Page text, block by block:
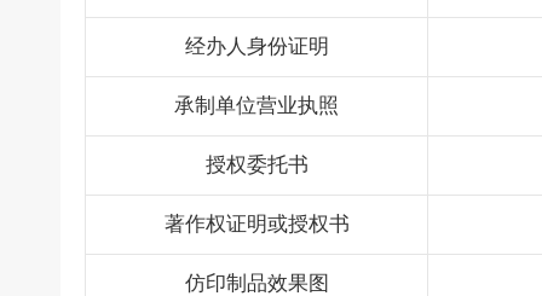
经办人身份证明
承制单位营业执照
授权委托书
著作权证明或授权书
仿印制品效果图